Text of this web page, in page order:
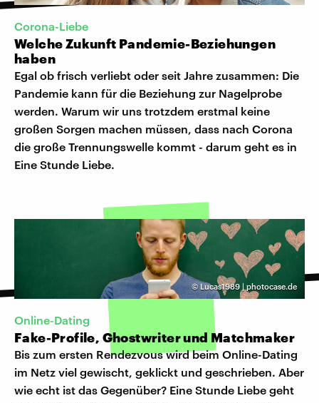
Corona-Liebe
Welche Zukunft Pandemie-Beziehungen
haben
Egal ob frisch verliebt oder seit Jahre zusammen: Die
Pandemie kann für die Beziehung zur Nagelprobe
werden. Warum wir uns trotzdem erstmal keine
großen Sorgen machen müssen, dass nach Corona
die große Trennungswelle kommt - darum geht es in
Eine Stunde Liebe.
©Lucas1989 | photocase.de
Online-Dating
Fake-Profile, Ghostwriter und Matchmaker
Bis zum ersten Rendezvous wird beim Online-Dating
im Netz viel gewischt, geklickt und geschrieben. Aber
wie echt ist das Gegenüber? Eine Stunde Liebe geht